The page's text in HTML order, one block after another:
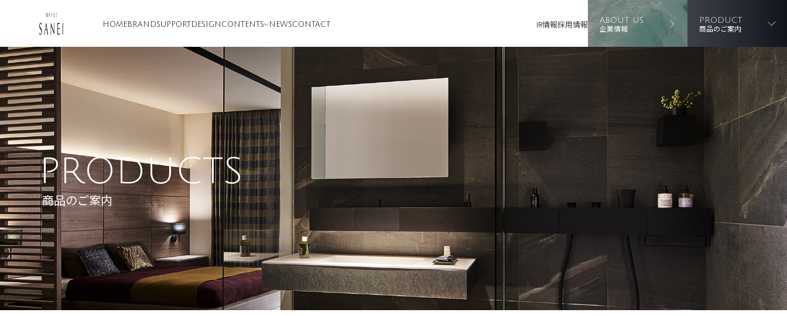
HOME BRANDSUPPORT DESIGN CONTENTS NEWSCONTACT IR情報採用情報 ABOUT US
企業情報
PRODUCT
商品のご案内
PRODUCTS
商品のご案内